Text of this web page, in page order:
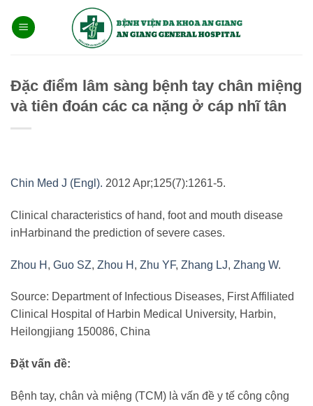
qua
Đặc điểm lâm sàng bệnh tay chân miệng
và tiên đoán các ca nặng ở cáp nhĩ tân
Chin Med J (Engl). 2012 Apr;125(7):1261-5.
Clinical characteristics of hand, foot and mouth disease
inHarbinand the prediction of severe cases.
Zhou H , Guo SZ, Zhou H , Zhu YF, Zhang LJ, Zhang W.
Source: Department of Infectious Diseases, First Affiliated
Clinical Hospital of Harbin Medical University, Harbin,
Heilongjiang 150086, China
Đặt vấn đề:
Bệnh tay, chân và miệng (TCM) là vấn đề y tế công cộng